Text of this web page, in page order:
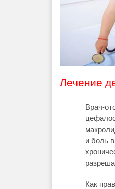
Лечение
Врач-
и боль
Как